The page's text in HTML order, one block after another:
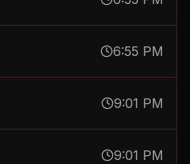
6:55 PM
9:01 PM
9:01 PM